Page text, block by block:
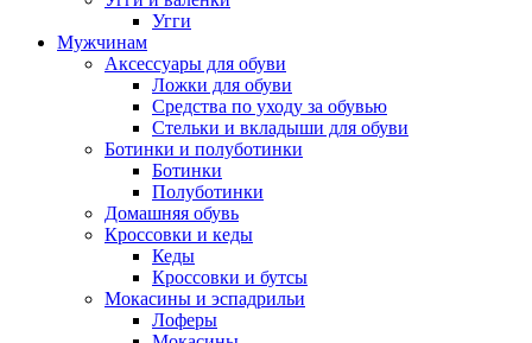
Угги
Мужчинам
Аксессуары для обуви
Ложки для обуви
Средства по уходу за обувью
Стельки и вкладыши для обуви
Ботинки и полуботинки
Ботинки
Полуботинки
Домашняя обувь
Кроссовки и кеды
Кеды
Кроссовки и бутсы
Мокасины и эспадрильи
Лоферы